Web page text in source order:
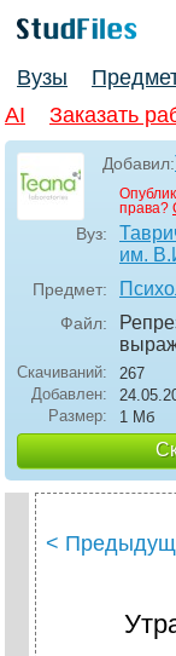
Вузы
AI
Заказать
Добавил:
права?
Вуз:
им.
Предмет:
Файл:
Скачиваний:
267
Добавлен:
Размер:
1 Мб
<